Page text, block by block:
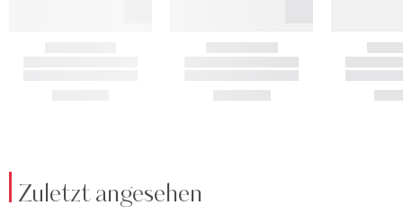
Zuletzt angesehen